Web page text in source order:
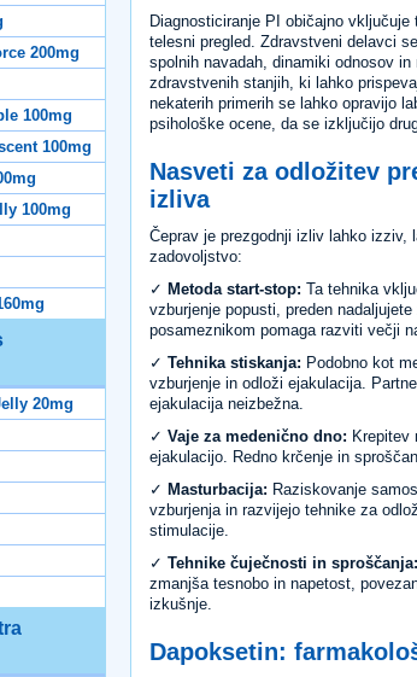
200mg
100mg
100mg
100mg
20mg
Diagnosticiranje PI običajno vključuje
telesni pregled. Zdravstveni delavci
spolnih navadah, dinamiki odnosov in
zdravstvenih stanjih, ki lahko
nekaterih primerih se lahko opravijo
psihološke ocene, da se izključijo
Nasveti za odložitev
izliva
Čeprav je prezgodnji izliv lahko izziv,
zadovoljstvo:
✓ Metoda start-stop: Ta tehnika
vzburjenje popusti, preden
posameznikom pomaga razviti večji
✓ Tehnika stiskanja: Podobno kot
vzburjenje in odloži ejakulacija.
ejakulacija neizbežna.
✓ Vaje za medenično dno: Krepitev
ejakulacijo. Redno krčenje in
✓ Masturbacija: Raziskovanje
vzburjenja in razvijejo tehnike za
stimulacije.
✓ Tehnike čuječnosti in sproščanja:
zmanjša tesnobo in napetost,
izkušnje.
Dapoksetin: